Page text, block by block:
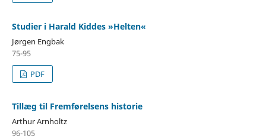
Studier i Harald Kiddes »Helten«
Jørgen Engbak
75-95
PDF
Tillæg til Fremførelsens historie
Arthur Arnholtz
96-105